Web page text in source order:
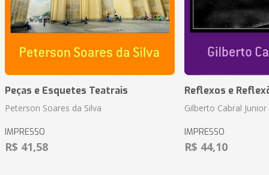
Peças e Esquetes Teatrais
Peterson Soares da Silva
IMPRESSO
R$ 41,58
Reflexos e
Gilberto Cabral Junior
IMPRESSO
R$ 44,10